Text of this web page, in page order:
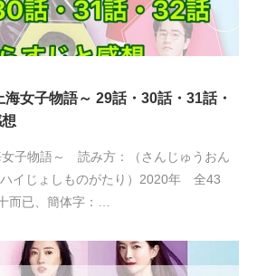
女子物語～ 29話・30話・31話・
子物語～ 読み方：（さんじゅうおん
イじょしものがたり）2020年 全43
已、簡体字：…